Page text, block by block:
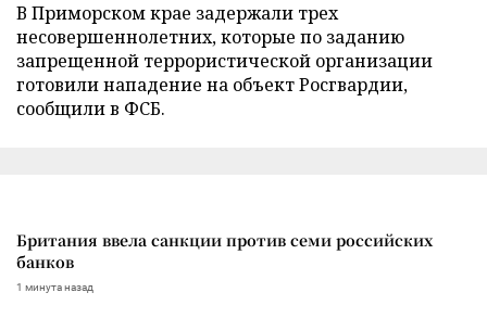
В Приморском крае задержали трех
несовершеннолетних, которые по заданию
запрещенной террористической организации
готовили нападение на объект Росгвардии,
сообщили в ФСБ.
Британия ввела санкции против семи российских
банков
1 минута назад